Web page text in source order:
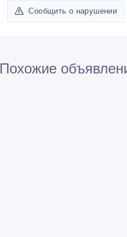
Сообщить о нарушении
Похожие